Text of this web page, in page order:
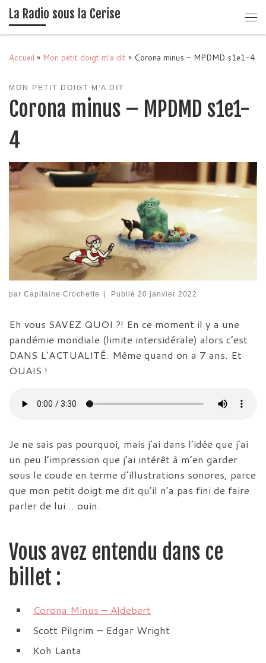
Passer au contenu
La Radio sous la Cerise
Accueil » Mon petit doigt m'a dit » Corona minus – MPDMD s1e1-4
MON PETIT DOIGT M'A DIT
Corona minus – MPDMD s1e1-
4
par Capitaine Crochette | Publié 20 janvier 2022
Eh vous SAVEZ QUOI ?! En ce moment il y a une
pandémie mondiale (limite intersidérale) alors c’est
DANS L’ACTUALITÉ. Même quand on a 7 ans. Et
OUAIS !
Je ne sais pas pourquoi, mais j’ai dans l’idée que j’ai
un peu l’impression que j’ai intérêt à m’en garder
sous le coude en terme d’illustrations sonores, parce
que mon petit doigt me dit qu’il n’a pas fini de faire
parler de lui… ouin.
Vous avez entendu dans ce
billet :
Corona Minus – Aldebert
Scott Pilgrim – Edgar Wright
Koh Lanta